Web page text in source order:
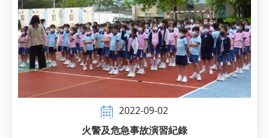
2022-09-02
火警及危急事故演習紀錄